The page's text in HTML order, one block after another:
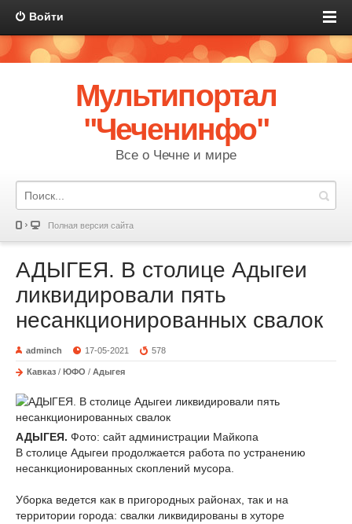
Войти
Мультипортал
"Чеченинфо"
Все о Чечне и мире
Полная версия сайта
АДЫГЕЯ. В столице Адыгеи
ликвидировали пять
несанкционированных свалок
adminch 17-05-2021 578
Кавказ / ЮФО / Адыгея
АДЫГЕЯ. Фото: сайт администрации Майкопа
В столице Адыгеи продолжается работа по устранению
несанкционированных скоплений мусора.
Уборка ведется как в пригородных районах, так и на
территории города: свалки ликвидированы в хуторе